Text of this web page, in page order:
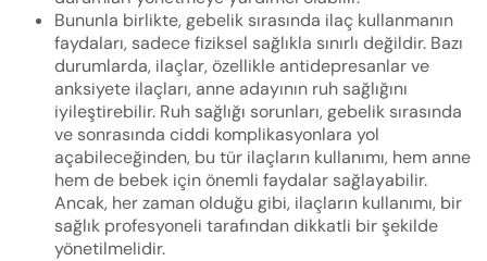
Bununla birlikte, gebelik sırasında ilaç kullanmanın
faydaları, sadece fiziksel sağlıkla sınırlı değildir. Bazı
durumlarda, ilaçlar, özellikle antidepresanlar ve
anksiyete ilaçları, anne adayının ruh sağlığını
iyileştirebilir. Ruh sağlığı sorunları, gebelik sırasında
ve sonrasında ciddi komplikasyonlara yol
açabileceğinden, bu tür ilaçların kullanımı, hem anne
hem de bebek için önemli faydalar sağlayabilir.
Ancak, her zaman olduğu gibi, ilaçların kullanımı, bir
sağlık profesyoneli tarafından dikkatli bir şekilde
yönetilmelidir.